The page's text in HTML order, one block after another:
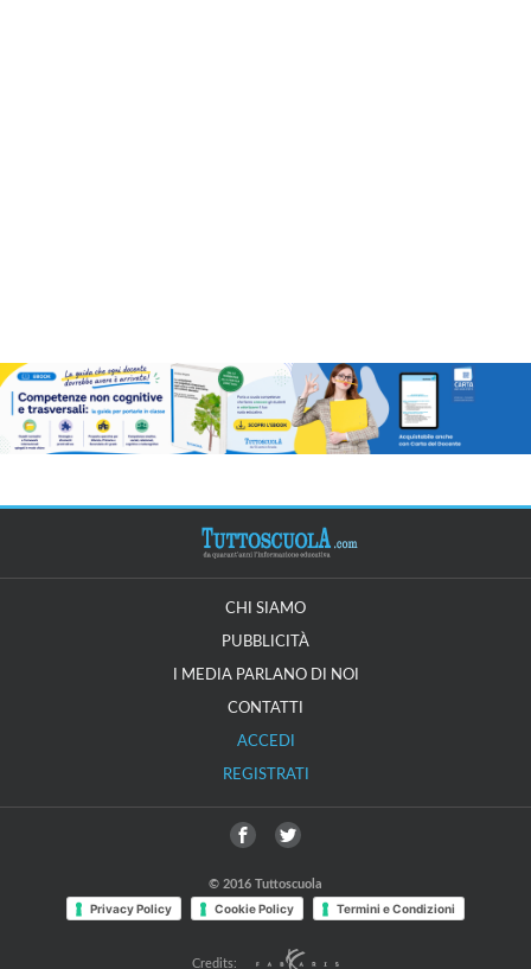
CHI SIAMO
PUBBLICITÀ
I MEDIA PARLANO DI NOI
CONTATTI
ACCEDI
REGISTRATI
© 2016 Tuttoscuola
Privacy Policy Cookie Policy Termini e Condizioni
Credits: